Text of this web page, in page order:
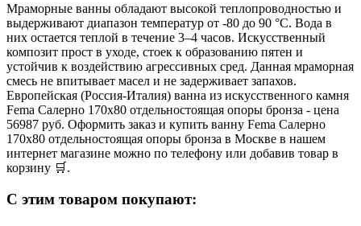
Мраморные ванны обладают высокой теплопроводностью и
выдерживают диапазон температур от -80 до 90 °С. Вода в
них остается теплой в течение 3–4 часов. Искусственный
композит прост в уходе, стоек к образованию пятен и
устойчив к воздействию агрессивных сред. Данная мраморная
смесь не впитывает масел и не задерживает запахов.
Европейская (Россия-Италия) ванна из искусственного камня
Fema Салерно 170x80 отдельностоящая опоры бронза - цена
56987 руб. Оформить заказ и купить ванну Fema Салерно
170x80 отдельностоящая опоры бронза в Москве в нашем
интернет магазине можно по телефону или добавив товар в
корзину 🛒.
С этим товаром покупают: